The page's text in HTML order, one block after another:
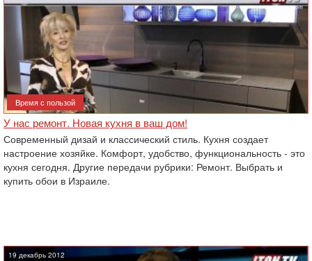
Время с пользой
У нас ремонт. Новая кухня в ваш дом!
Современный дизай и классический стиль. Кухня создает
настроение хозяйке. Комфорт, удобство, функциональность - это
кухня сегодня. Другие передачи рубрики: Ремонт. Выбрать и
купить обои в Израиле.
19 декабрь 2012